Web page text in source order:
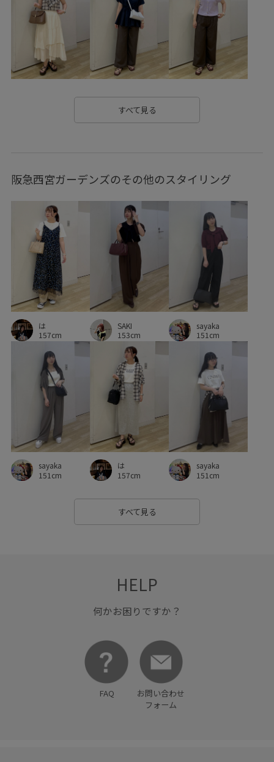
華やか 見た目以上の収納 軽快 都会的
すべて見る
阪急西宮ガーデンズのその他のスタイリング
は
157cm
SAKI
153cm
sayaka
151cm
sayaka
151cm
は
157cm
sayaka
151cm
すべて見る
HELP
何かお困りですか？
FAQ
お問い合わせ
フォーム